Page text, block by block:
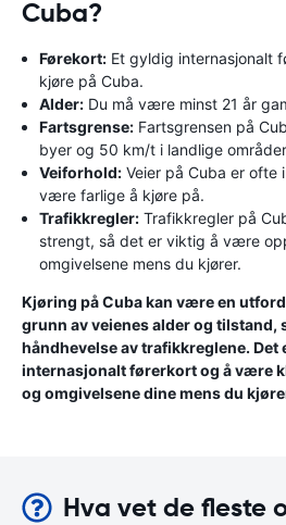
Cuba?
Førekort: Et gyldig internasjonalt
kjøre på Cuba.
Alder: Du må være minst 21 år
Fartsgrense: Fartsgrensen på
byer og 50 km/t i landlige
Veiforhold: Veier på Cuba er
være farlige å kjøre på.
Trafikkregler: Trafikkregler på
strengt, så det er viktig å være
omgivelsene mens du kjører.
Kjøring på Cuba kan være en
grunn av veienes alder og tilstand,
håndhevelse av trafikkreglene. Det
internasjonalt førerkort og å være
og omgivelsene dine mens du
Hva vet de fleste